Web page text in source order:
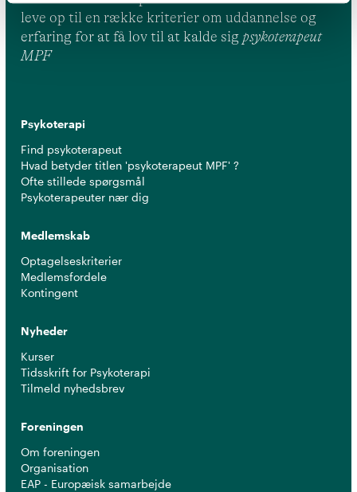
leve op til en række kriterier om uddannelse og
erfaring for at få lov til at kalde sig psykoterapeut
MPF
Psykoterapi
Find psykoterapeut
Hvad betyder titlen 'psykoterapeut MPF' ?
Ofte stillede spørgsmål
Psykoterapeuter nær dig
Medlemskab
Optagelseskriterier
Medlemsfordele
Kontingent
Nyheder
Kurser
Tidsskrift for Psykoterapi
Tilmeld nyhedsbrev
Foreningen
Om foreningen
Organisation
EAP - Europæisk samarbejde